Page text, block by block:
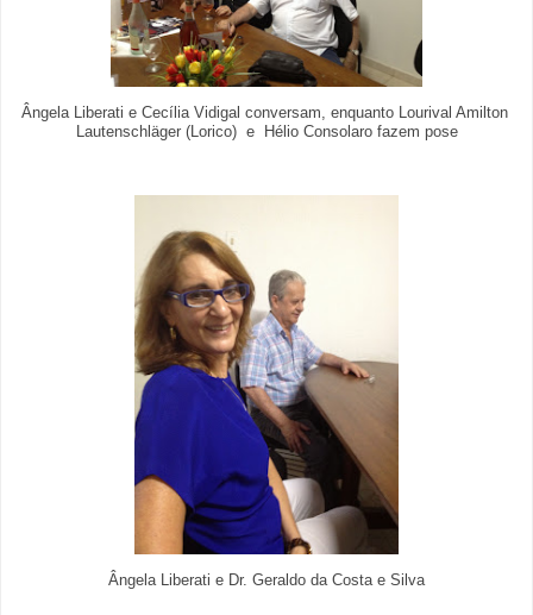
Ângela Liberati e Cecília Vidigal conversam, enquanto
Lourival Amilton
Lautenschläger (Lorico) e Hélio Consolaro fazem pose
Ângela Liberati e Dr. Geraldo da Costa e Silva